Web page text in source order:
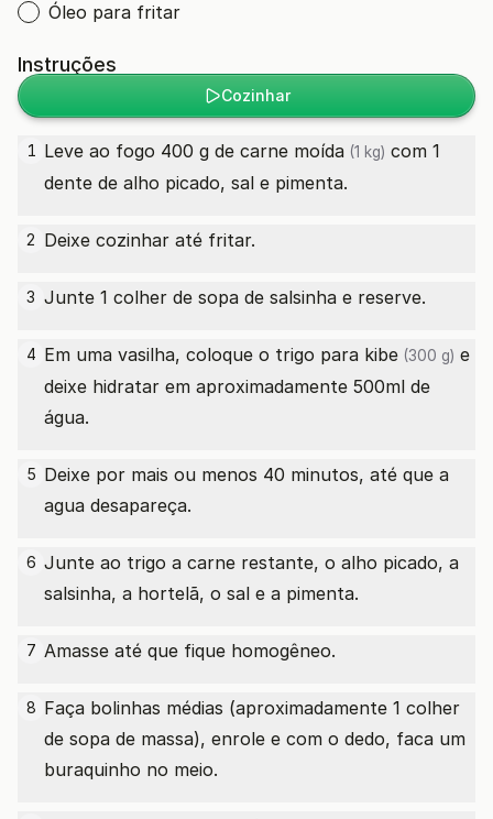
Óleo para fritar
Instruções
Cozinhar
1 Leve ao fogo 400 g de carne moída (1 kg) com 1
dente de alho picado, sal e pimenta.
2 Deixe cozinhar até fritar.
3 Junte 1 colher de sopa de salsinha e reserve.
4 Em uma vasilha, coloque o trigo para kibe (300 g) e
deixe hidratar em aproximadamente 500ml de
água.
5 Deixe por mais ou menos 40 minutos, até que a
agua desapareça.
6 Junte ao trigo a carne restante, o alho picado, a
salsinha, a hortelã, o sal e a pimenta.
7 Amasse até que fique homogêneo.
8 Faça bolinhas médias (aproximadamente 1 colher
de sopa de massa), enrole e com o dedo, faca um
buraquinho no meio.